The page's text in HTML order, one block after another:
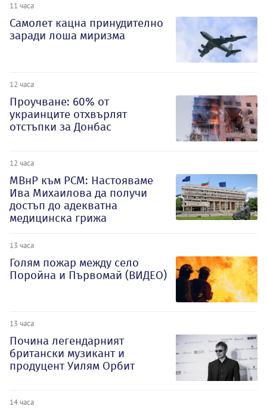
11 часа
Самолет кацна принудително
заради лоша миризма
12 часа
Проучване: 60% от
украинците отхвърлят
отстъпки за Донбас
12 часа
МВнР към РСМ: Настояваме
Ива Михаилова да получи
достъп до адекватна
медицинска грижа
13 часа
Голям пожар между село
Поройна и Първомай (ВИДЕО)
13 часа
Почина легендарният
британски музикант и
продуцент Уилям Орбит
14 часа